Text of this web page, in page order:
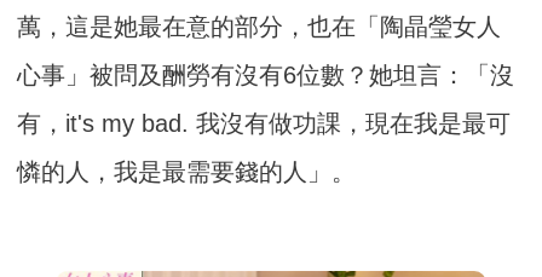
萬，這是她最在意的部分，也在「陶晶瑩女人
心事」被問及酬勞有沒有6位數？她坦言：「沒
有，it's my bad. 我沒有做功課，現在我是最可
憐的人，我是最需要錢的人」。